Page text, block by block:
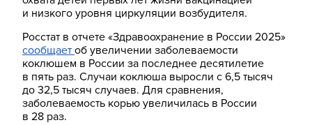
и низкого уровня циркуляции возбудителя.
Росстат в отчете «Здравоохранение в России 2025»
сообщает об увеличении заболеваемости
коклюшем в России за последнее десятилетие
в пять раз. Случаи коклюша выросли с 6,5 тысяч
до 32,5 тысяч случаев. Для сравнения,
заболеваемость корью увеличилась в России
в 28 раз.